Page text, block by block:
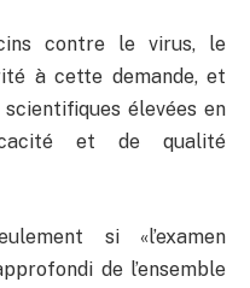
contre le virus, le
à cette demande, et
élevées en
et de qualité
si «l’examen
de l’ensemble